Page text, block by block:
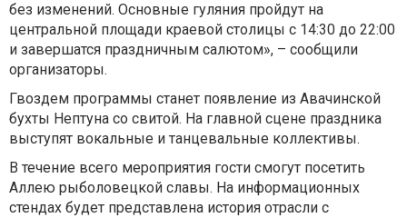
без изменений. Основные гуляния пройдут на
центральной площади краевой столицы с 14:30 до 22:00
и завершатся праздничным салютом», – сообщили
организаторы.
Гвоздем программы станет появление из Авачинской
бухты Нептуна со свитой. На главной сцене праздника
выступят вокальные и танцевальные коллективы.
В течение всего мероприятия гости смогут посетить
Аллею рыболовецкой славы. На информационных
стендах будет представлена история отрасли с